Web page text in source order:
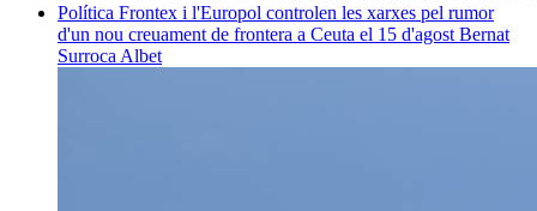
Política Frontex i l'Europol controlen les xarxes pel rumor
d'un nou creuament de frontera a Ceuta el 15 d'agost Bernat
Surroca Albet